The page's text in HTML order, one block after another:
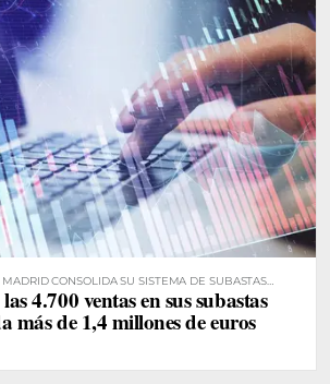
CONSOLIDA SU SISTEMA DE SUBASTAS
4.700 ventas en sus subastas
más de 1,4 millones de euros